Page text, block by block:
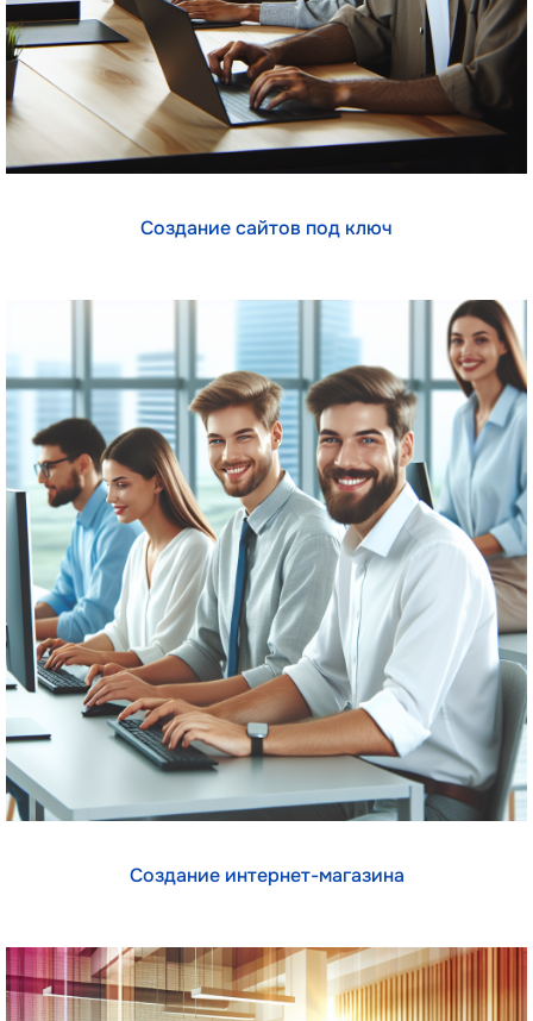
Создание сайтов под ключ
Создание интернет-магазина